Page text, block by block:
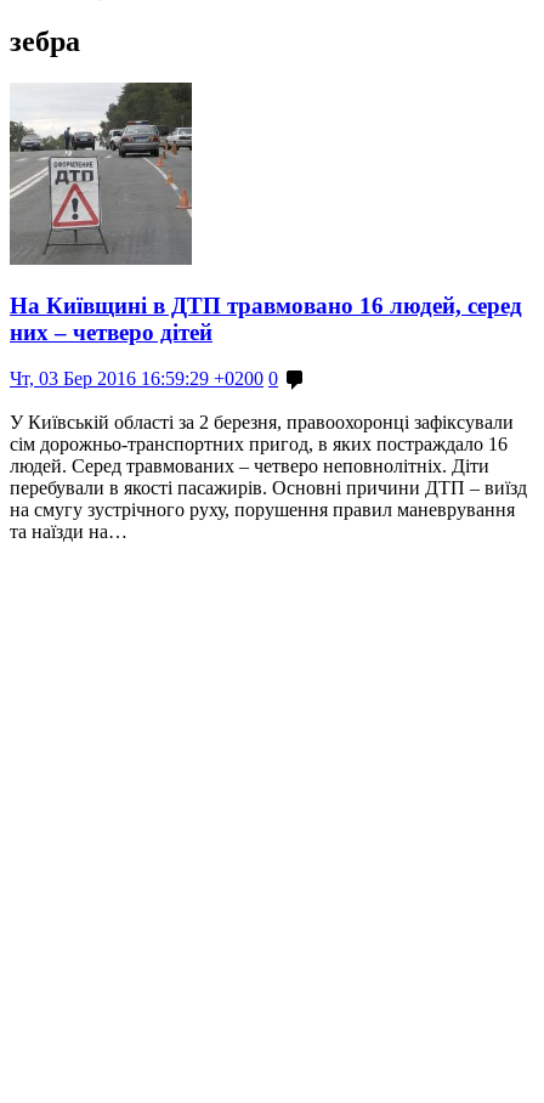
зебра
На Київщині в ДТП травмовано 16 людей, серед
них – четверо дітей
Чт, 03 Бер 2016 16:59:29 +0200 0
У Київській області за 2 березня, правоохоронці зафіксували
сім дорожньо-транспортних пригод, в яких постраждало 16
людей. Серед травмованих – четверо неповнолітніх. Діти
перебували в якості пасажирів. Основні причини ДТП – виїзд
на смугу зустрічного руху, порушення правил маневрування
та наїзди на…